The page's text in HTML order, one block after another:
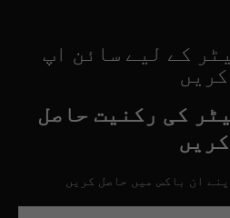
کے لیے سائن اپ
کریں
کی رکنیت حاصل
کریں
ان باکس میں حاصل کریں